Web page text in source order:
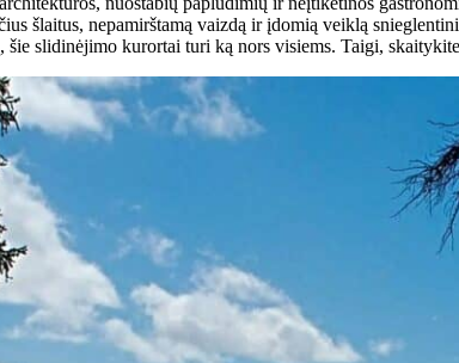
šlaitus, nepamirštamą vaizdą ir įdomią veiklą
šie slidinėjimo kurortai turi ką nors visiems. Taigi,